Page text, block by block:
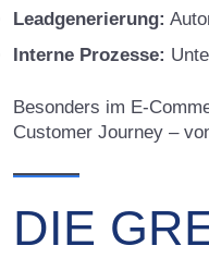
Leadgenerierung:
Interne Prozesse:
Besonders im E-
Customer Journey –
DIE